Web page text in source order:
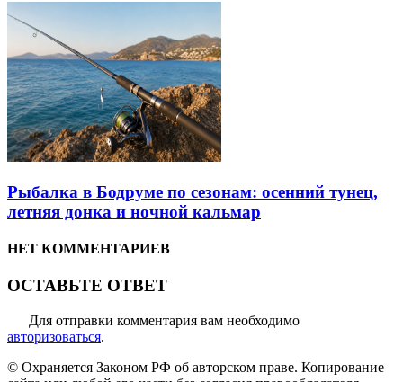
Рыбалка в Бодруме по сезонам: осенний тунец,
летняя донка и ночной кальмар
НЕТ КОММЕНТАРИЕВ
ОСТАВЬТЕ ОТВЕТ
Для отправки комментария вам необходимо
авторизоваться.
© Охраняется Законом РФ об авторском праве. Копирование